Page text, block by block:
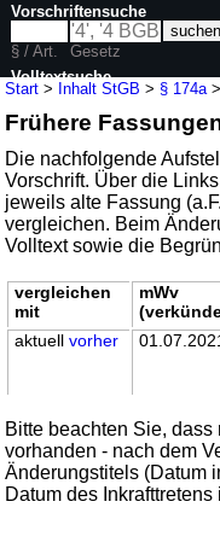
Start > Inhalt StGB > § 174a
Frühere
Die nachfolgende
Vorschrift. Über die
jeweils alte Fassung
vergleichen. Beim
Volltext sowie die
vergleichen
mit
mWv
aktuellvorher
Bitte beachten Sie,
vorhanden - nach dem
Änderungstitels (Datum
Datum des
Vorschriftensuche
§ / Art.
Gesetz
Volltextsuche
nur in StGB